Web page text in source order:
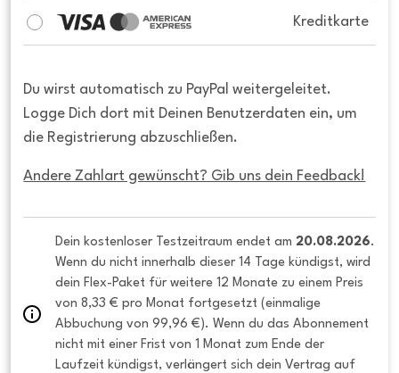
Kreditkarte
Du wirst automatisch zu PayPal weitergeleitet.
Logge Dich dort mit Deinen Benutzerdaten ein, um
die Registrierung abzuschließen.
Andere Zahlart gewünscht? Gib uns dein Feedback!
Dein kostenloser Testzeitraum endet am 20.08.2026.
Wenn du nicht innerhalb dieser 14 Tage kündigst, wird
dein Flex-Paket für weitere 12 Monate zu einem Preis
von 8,33 € pro Monat fortgesetzt (einmalige
Abbuchung von 99,96 €). Wenn du das Abonnement
nicht mit einer Frist von 1 Monat zum Ende der
Laufzeit kündigst, verlängert sich dein Vertrag auf